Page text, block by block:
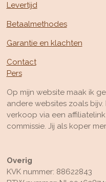
Levertijd
Betaalmethodes
Garantie en klachten
Contact
Pers
Op mijn website maak ik
andere websites zoals
verkoop via een
commissie. Jij als koper
Overig
KVK nummer: 88622843